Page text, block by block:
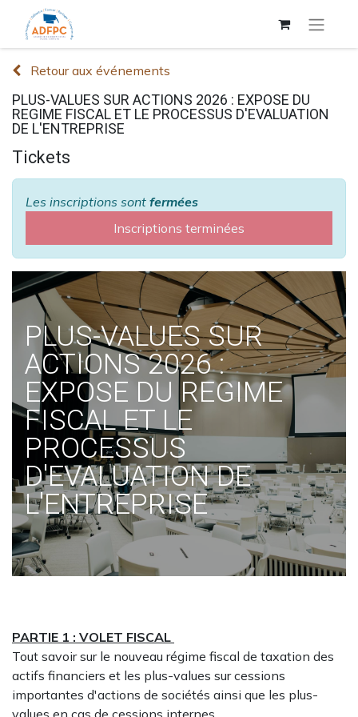
Retour aux événements
PLUS-VALUES SUR ACTIONS 2026 : EXPOSE DU
REGIME FISCAL ET LE PROCESSUS D'EVALUATION
DE L'ENTREPRISE
Tickets
Les inscriptions sont fermées
Inscriptions terminées
PLUS-VALUES SUR
ACTIONS 2026 :
EXPOSE DU REGIME
FISCAL ET LE
PROCESSUS
D'EVALUATION DE
L'ENTREPRISE
PARTIE 1 : VOL​ET FISCAL
Tout savoir sur le nouveau régime fiscal de taxation des
actifs financiers et les plus-values sur cessions
importantes d'actions de sociétés ainsi que les plus-
values en cas de cessions internes.